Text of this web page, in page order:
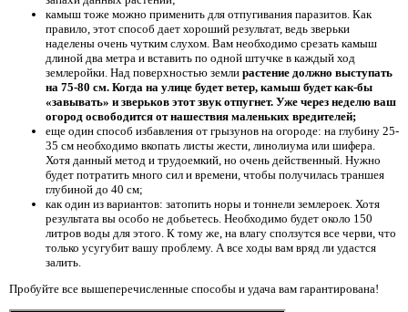
камыш тоже можно применить для отпугивания паразитов. Как
правило, этот способ дает хороший результат, ведь зверьки
наделены очень чутким слухом. Вам необходимо срезать камыш
длиной два метра и вставить по одной штучке в каждый ход
землеройки. Над поверхностью земли растение должно выступать
на 75-80 см. Когда на улице будет ветер, камыш будет как-бы
«завывать» и зверьков этот звук отпугнет. Уже через неделю ваш
огород освободится от нашествия маленьких вредителей;
еще один способ избавления от грызунов на огороде: на глубину 25-
35 см необходимо вкопать листы жести, линолиума или шифера.
Хотя данный метод и трудоемкий, но очень действенный. Нужно
будет потратить много сил и времени, чтобы получилась траншея
глубиной до 40 см;
как один из вариантов: затопить норы и тоннели землероек. Хотя
результата вы особо не добьетесь. Необходимо будет около 150
литров воды для этого. К тому же, на влагу сползутся все черви, что
только усугубит вашу проблему. А все ходы вам вряд ли удастся
залить.
Пробуйте все вышеперечисленные способы и удача вам гарантирована!